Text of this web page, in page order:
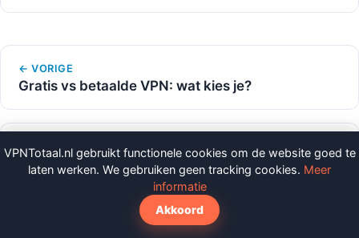
← VORIGE
Gratis vs betaalde VPN: wat kies je?
VOLGENDE →
De 10 vpn-diensten met de beste prijs na
verlenging: het overzicht dat concurrenten
VPNTotaal.nl gebruikt functionele cookies om de website goed te
laten werken. We gebruiken geen tracking cookies. Meer
informatie
Akkoord